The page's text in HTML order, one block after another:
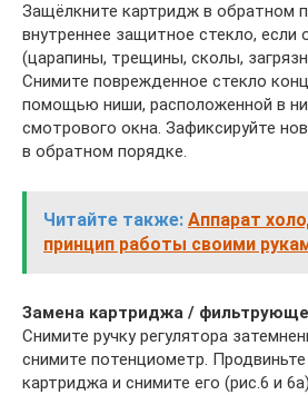
Защёлкните картридж в обратном
внутреннее защитное стекло, если
(царапины, трещины, сколы,
Снимите поврежденное стекло
помощью ниши, расположенной в
смотрового окна. Зафиксируйте
в обратном порядке.
Читайте также: Аппарат
принцип работы своими
Замена картриджа /
Снимите ручку регулятора
снимите потенциометр.
картриджа и снимите его (рис.6 и